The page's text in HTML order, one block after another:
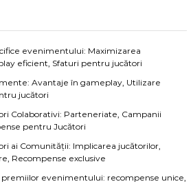
evenimentului: Maximizarea
eficient, Sfaturi pentru jucători
Avantaje în gameplay, Utilizare
jucători
Colaborativi: Parteneriate, Campanii
pentru Jucători
ai Comunității: Implicarea jucătorilor,
Recompense exclusive
evenimentului: recompense unice,